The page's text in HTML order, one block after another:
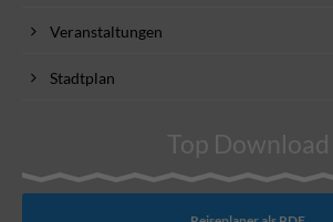
Veranstaltungen
Stadtplan
Top Download